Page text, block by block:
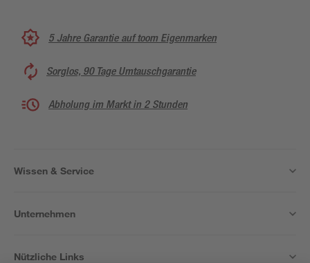
5 Jahre Garantie auf toom Eigenmarken
Sorglos, 90 Tage Umtauschgarantie
Abholung im Markt in 2 Stunden
Wissen & Service
Unternehmen
Nützliche Links